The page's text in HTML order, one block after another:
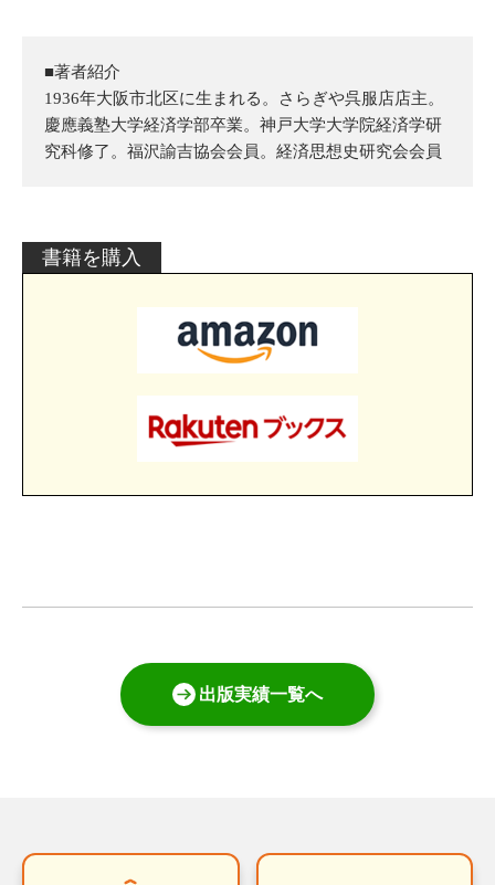
■著者紹介
1936年大阪市北区に生まれる。さらぎや呉服店店主。
慶應義塾大学経済学部卒業。神戸大学大学院経済学研
究科修了。福沢諭吉協会会員。経済思想史研究会会員
書籍を購入
出版実績一覧へ